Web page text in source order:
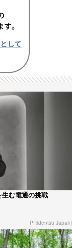
生む電通の挑戦
PR(dentsu Japan)